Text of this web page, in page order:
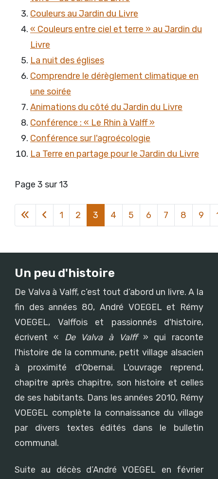
Couleurs au Jardin du Livre
« Couleurs entre ciel et terre » au Jardin du
Livre
La nuit des églises
Comprendre le dérèglement climatique en
une soirée
Animations du côté du Jardin du Livre
Conférence : « Le Rhin à Valff »
Conférence sur l'agroécologie
La Terre en partage pour le Jardin du Livre
Page 3 sur 13
1 2 3 4 5 6 7 8 9
Un peu d'histoire
De Valva à Valff, c’est tout d’abord un livre. A la
fin des années 80, André VOEGEL et Rémy
VOEGEL, Valffois et passionnés d'histoire,
écrivent « De Valva à Valff» qui raconte
l'histoire de la commune, petit village alsacien
à proximité d'Obernai. L'ouvrage reprend,
chapitre après chapitre, son histoire et celles
de ses habitants. Dans les années 2010, Rémy
VOEGEL complète la connaissance du village
par divers textes édités dans le bulletin
communal.
Suite au décès d’André VOEGEL en février